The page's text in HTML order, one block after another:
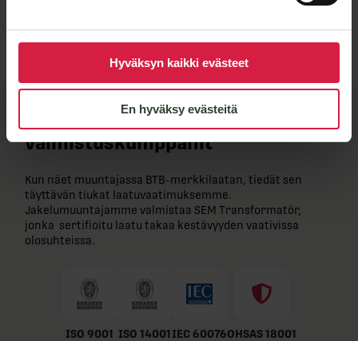
Hyväksyn kaikki evästeet
En hyväksy evästeitä
BTB-​laatu ja joustavat
valmistuskumppanit
Kun näet muuntajassa BTB-​merkkilaatan, tiedät sen
täyttävän tiukat laatuvaatimuksemme.
Jakelumuuntajamme valmistaa SEM Transformatör,
jonka sertifioitu laatu takaa kestävyyden vaativissa
olosuhteissa.
ISO 9001 ISO 14001IEC 60076OHSAS 18001